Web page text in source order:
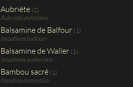
Aubriète (2)
Aubrieta deltoidea
Balsamine de Balfour (1)
Impatiens balfouri
Balsamine de Waller (1)
Impatiens walleriana
Bambou sacré (1)
Nandina domestica